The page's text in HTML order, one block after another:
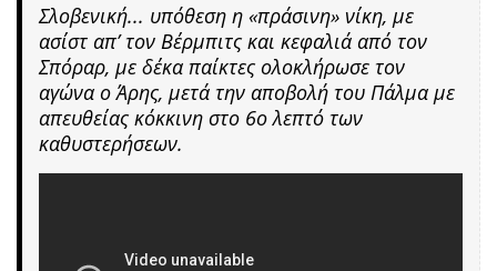
Σλοβενική... υπόθεση η «πράσινη» νίκη, με
ασίστ απ’ τον Βέρμπιτς και κεφαλιά από τον
Σπόραρ, με δέκα παίκτες ολοκλήρωσε τον
αγώνα ο Άρης, μετά την αποβολή του Πάλμα με
απευθείας κόκκινη στο 6ο λεπτό των
καθυστερήσεων.